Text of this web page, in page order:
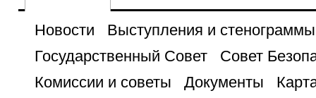
Новости
Выступления и стенограммы
Государственный Совет
Совет
Комиссии и советы
Документы